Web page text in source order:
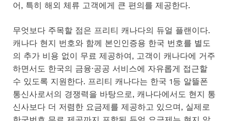
어, 특히 해외 체류 고객에게 큰 편의를 제공한다.
무엇보다 주목할 점은 프리티 캐나다의 듀얼 플랜이다.
캐나다 현지 번호와 함께 본인인증용 한국 번호를 별도
의 추가 비용 없이 무료 제공하여, 고객이 캐나다에 거주
하면서도 한국의 금융·공공 서비스에 자유롭게 접근할
수 있도록 지원한다. 프리티 캐나다는 한국 1등 알뜰폰
통신사로서의 경쟁력을 바탕으로, 캐나다에서도 현지 통
신사보다 더 저렴한 요금제를 제공하고 있으며, 실제로